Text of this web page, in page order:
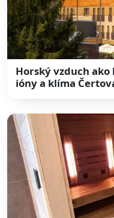
Horský vzduch
ióny a klíma